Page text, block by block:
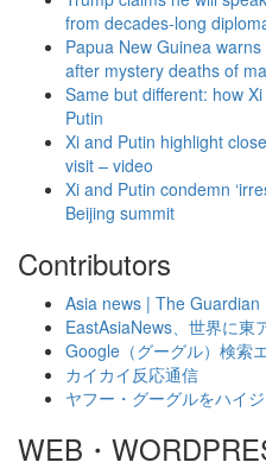
from decades-long
Papua New Guinea
after mystery deaths of
Same but different: how
Putin
Xi and Putin highlight
visit – video
Xi and Putin condemn
Beijing summit
Contributors
Asia news | The Guardian
EastAsiaNews、世界に東
Google（グーグル）検索
カイカイ反応通信
ヤフー・グーグルをハイ
WEB・